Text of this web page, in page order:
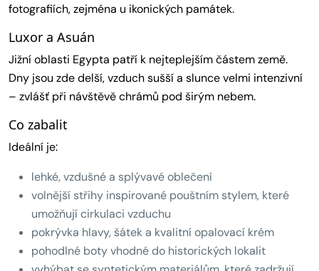
fotografiích, zejména u ikonických památek.
Luxor a Asuán
Jižní oblasti Egypta patří k nejteplejším částem země.
Dny jsou zde delší, vzduch sušší a slunce velmi intenzivní
– zvlášť při návštěvě chrámů pod širým nebem.
Co zabalit
Ideální je:
lehké, vzdušné a splývavé oblečení
volnější střihy inspirované pouštním stylem, které
umožňují cirkulaci vzduchu
pokrývka hlavy, šátek a kvalitní opalovací krém
pohodlné boty vhodné do historických lokalit